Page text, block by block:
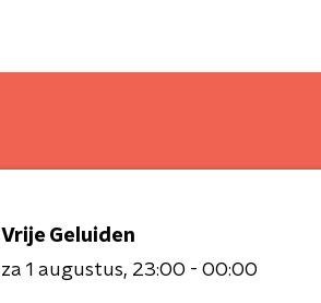
Vrije Geluiden
za 1 augustus 23:00 - 00:00